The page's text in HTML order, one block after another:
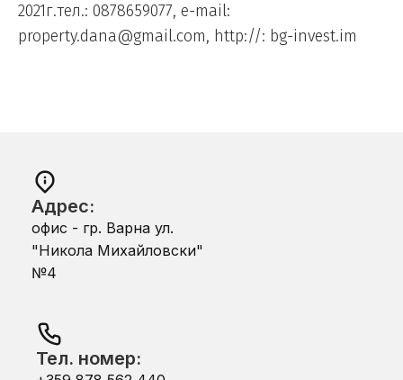
2021г.тел.: 0878659077, e-mail:
property.dana@gmail.com, http://: bg-invest.im
Адрес:
офис - гр. Варна ул.
"Никола Михайловски"
№4
Тел. номер: